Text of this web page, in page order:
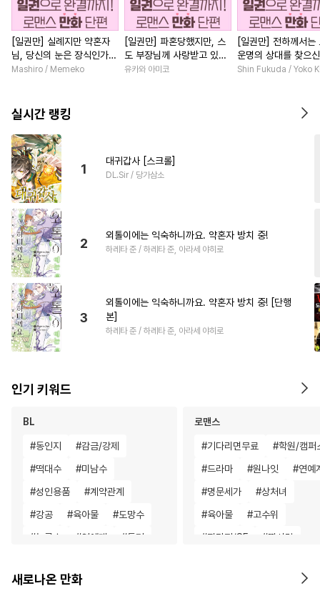
[일권만] 실례지만 약혼자
님, 당신의 눈은 장식인가
요? [단행본]
Mashiro / Memeko
[일권만] 파혼당했지만, 스
도 부장님께 사랑받고 있습
니다 [단행본]
유카와 아미코
[일권만] 전하께서는
운명의 상대를 찾으
이네요 (웃음) [단행
Shin Fukuda / Yoko
실시간 랭킹
1
대귀갑사 [스크롤]
DL.Sir / 당가삼소
2
외톨이에는 익숙하니까요. 약혼자 방치 중!
하레타 준 / 하레타 준, 아라세 야히로
3
외톨이에는 익숙하니까요. 약혼자 방치 중! [단행
본]
하레타 준 / 하레타 준, 아라세 야히로
인기 키워드
BL
#동인지 #감금/강제
#떡대수 #미남수
#성인용품 #계약관계
#강공 #육아물 #도망수
#능글수 #연예계 #동거
#벤츠공 #침착수
로맨스
#기다리면무료 #학원/캠퍼
#드라마 #원나잇 #연예
#명문세가 #상처녀
#육아물 #고수위
#판타지/SF #짝사랑
철벽
새로나온 만화